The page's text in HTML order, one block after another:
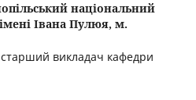
національний
Івана Пулюя, м.
старший викладач кафедри